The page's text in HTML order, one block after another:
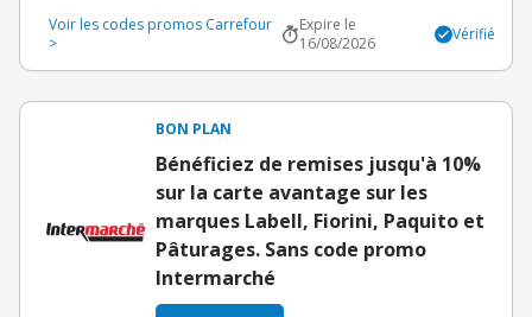
Voir les codes promos Carrefour
>
Expire le
16/08/2026
Vérifié
BON PLAN
Bénéficiez de remises jusqu'à 10%
sur la carte avantage sur les
marques Labell, Fiorini, Paquito et
Pâturages. Sans code promo
Intermarché